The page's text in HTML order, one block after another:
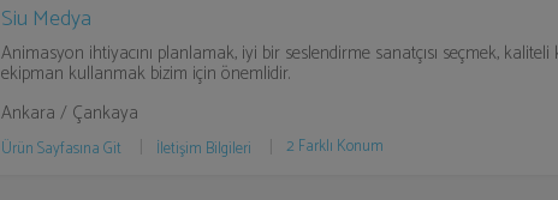
Siu Medya
Animasyon ihtiyacını planlamak, iyi bir seslendirme sanatçısı seçmek,
ekipman kullanmak bizim için önemlidir.
Ankara / Çankaya
Ürün Sayfasına Git İletişim Bilgileri 2 Farklı Konum